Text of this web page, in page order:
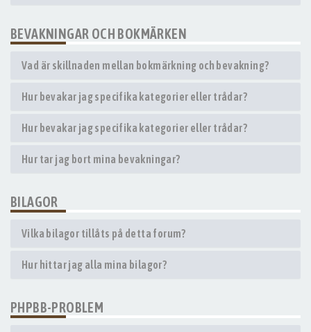
BEVAKNINGAR OCH BOKMÄRKEN
Vad är skillnaden mellan bokmärkning och bevakning?
Hur bevakar jag specifika kategorier eller trådar?
Hur bevakar jag specifika kategorier eller trådar?
Hur tar jag bort mina bevakningar?
BILAGOR
Vilka bilagor tillåts på detta forum?
Hur hittar jag alla mina bilagor?
PHPBB-PROBLEM